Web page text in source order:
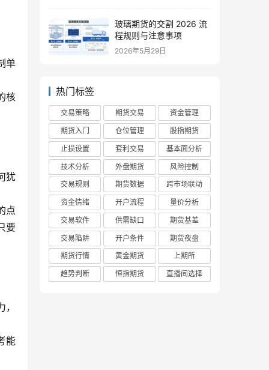
单
核
犹
点
要
能
玻璃期货的交割 2026 流
程规则与注意事项
2026年5月29日
热门标签
交易策略 期货交易
资金管理
期货入门
仓位管理
股指期货
止损设置
套利交易
基本面分析
技术分析
外盘期货
风险控制
交易规则
期货数据
跨市场联动
资金情绪
开户流程
量价分析
交易软件
供需缺口
期货基差
交易陷阱
开户条件
期货夜盘
期货行情
黄金期货
上期所
趋势判断
恒指期货 直播间选择